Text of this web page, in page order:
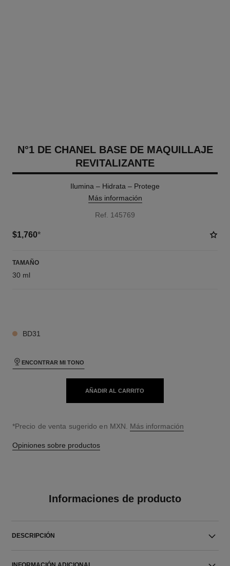
N°1 DE CHANEL BASE DE MAQUILLAJE
REVITALIZANTE
Ilumina – Hidrata – Protege
Más información
Ref. 145769
$1,760*
TAMAÑO
30 ml
BD31
ENCONTRAR MI TONO
AÑADIR AL CARRITO
↩
*Precio de venta sugerido en MXN. Más información
Opiniones sobre productos
Informaciones de producto
DESCRIPCIÓN